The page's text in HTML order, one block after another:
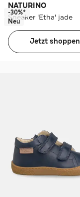
NATURINO
Sneaker 'Etha' jade
-30%*
Neu
Jetzt shoppen